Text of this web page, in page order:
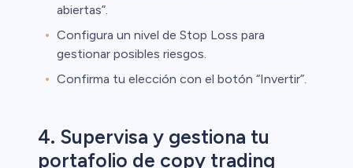
abiertas”.
Configura un nivel de Stop Loss para
gestionar posibles riesgos.
Confirma tu elección con el botón “Invertir”.
4. Supervisa y gestiona tu
portafolio de copy trading